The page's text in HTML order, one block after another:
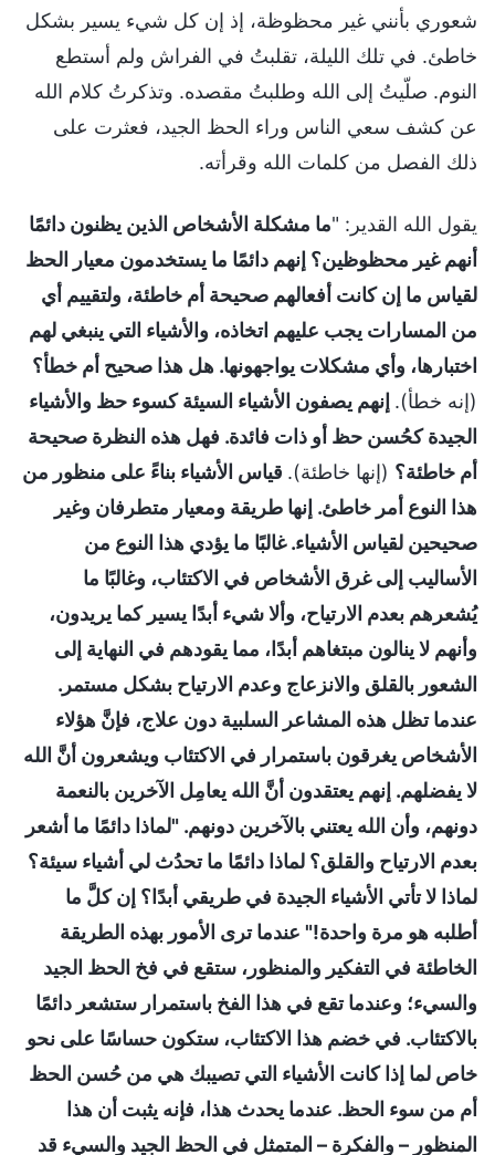
شعوري بأنني غير محظوظة، إذ إن كل شيء يسير بشكل
خاطئ. في تلك الليلة، تقلبتُ في الفراش ولم أستطع
النوم. صلّيتُ إلى الله وطلبتُ مقصده. وتذكرتُ كلام الله
عن كشف سعي الناس وراء الحظ الجيد، فعثرت على
ذلك الفصل من كلمات الله وقرأته.
يقول الله القدير: "ما مشكلة الأشخاص الذين يظنون دائمًا
أنهم غير محظوظين؟ إنهم دائمًا ما يستخدمون معيار الحظ
لقياس ما إن كانت أفعالهم صحيحة أم خاطئة، ولتقييم أي
من المسارات يجب عليهم اتخاذه، والأشياء التي ينبغي لهم
اختبارها، وأي مشكلات يواجهونها. هل هذا صحيح أم خطأ؟
(إنه خطأ). إنهم يصفون الأشياء السيئة كسوء حظ والأشياء
الجيدة كحُسن حظ أو ذات فائدة. فهل هذه النظرة صحيحة
أم خاطئة؟ (إنها خاطئة). قياس الأشياء بناءً على منظور من
هذا النوع أمر خاطئ. إنها طريقة ومعيار متطرفان وغير
صحيحين لقياس الأشياء. غالبًا ما يؤدي هذا النوع من
الأساليب إلى غرق الأشخاص في الاكتئاب، وغالبًا ما
يُشعرهم بعدم الارتياح، وألا شيء أبدًا يسير كما يريدون،
وأنهم لا ينالون مبتغاهم أبدًا، مما يقودهم في النهاية إلى
الشعور بالقلق والانزعاج وعدم الارتياح بشكل مستمر.
عندما تظل هذه المشاعر السلبية دون علاج، فإنَّ هؤلاء
الأشخاص يغرقون باستمرار في الاكتئاب ويشعرون أنَّ الله
لا يفضلهم. إنهم يعتقدون أنَّ الله يعامِل الآخرين بالنعمة
دونهم، وأن الله يعتني بالآخرين دونهم. "لماذا دائمًا ما أشعر
بعدم الارتياح والقلق؟ لماذا دائمًا ما تحدُث لي أشياء سيئة؟
لماذا لا تأتي الأشياء الجيدة في طريقي أبدًا؟ إن كلَّ ما
أطلبه هو مرة واحدة!" عندما ترى الأمور بهذه الطريقة
الخاطئة في التفكير والمنظور، ستقع في فخ الحظ الجيد
والسيء؛ وعندما تقع في هذا الفخ باستمرار ستشعر دائمًا
بالاكتئاب. في خضم هذا الاكتئاب، ستكون حساسًا على نحو
خاص لما إذا كانت الأشياء التي تصيبك هي من حُسن الحظ
أم من سوء الحظ. عندما يحدث هذا، فإنه يثبت أن هذا
المنظور – والفكرة – المتمثل في الحظ الجيد والسيء قد